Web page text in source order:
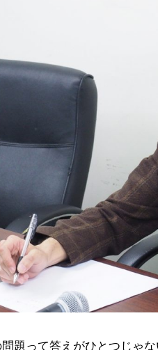
題って答えがひとつじゃ